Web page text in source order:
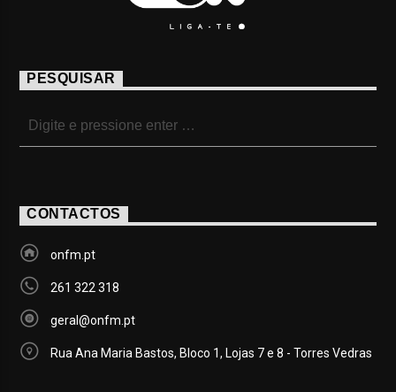
PESQUISAR
CONTACTOS
onfm.pt
261 322 318
geral@onfm.pt
Rua Ana Maria Bastos, Bloco 1, Lojas 7 e 8 - Torres Vedras